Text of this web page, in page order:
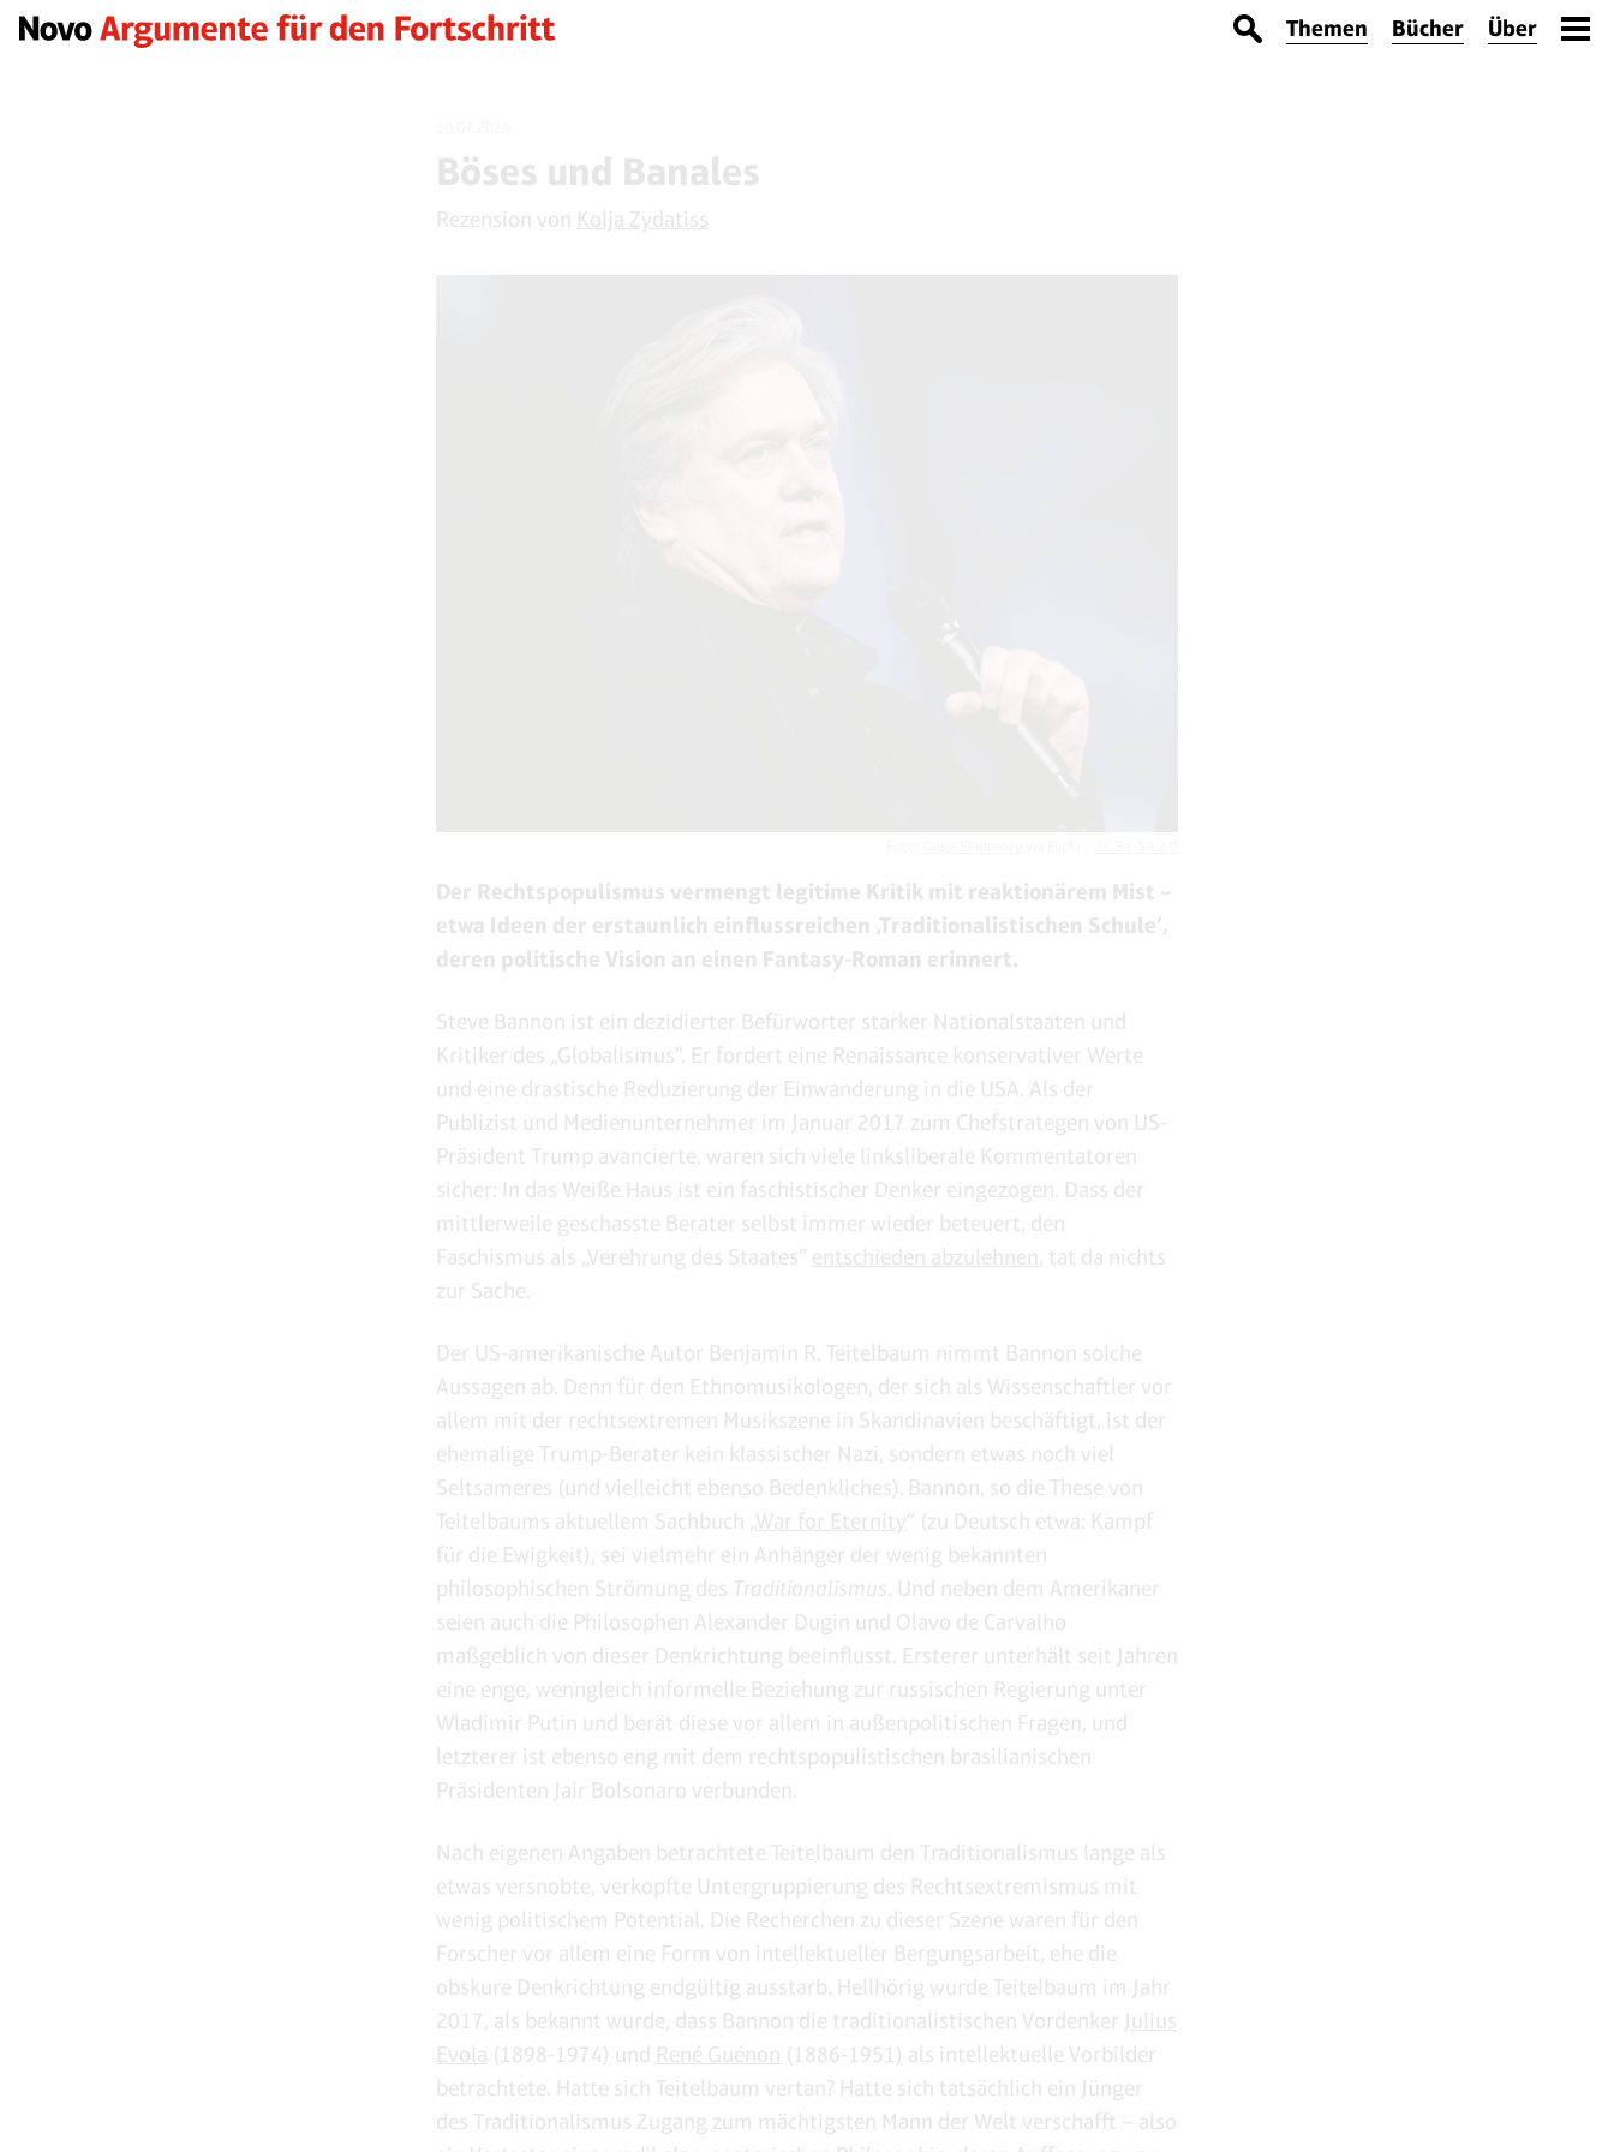
Themen Bücher Über
Böses und Banales
Rezension von Kolja Zydatiss
Der Rechtspopulismus vermengt legitime Kritik mit reaktionärem Mist –
etwa Ideen der erstaunlich einflussreichen ‚Traditionalistischen Schule‘,
deren politische Vision an einen Fantasy-Roman erinnert.
Steve Bannon ist ein dezidierter Befürworter starker Nationalstaaten und
Kritiker des „Globalismus“. Er fordert eine Renaissance konservativer Werte
und eine drastische Reduzierung der Einwanderung in die USA. Als der
Publizist und Medienunternehmer im Januar 2017 zum Chefstrategen von US-
Präsident Trump avancierte, waren sich viele linksliberale Kommentatoren
sicher: In das Weiße Haus ist ein faschistischer Denker eingezogen. Dass der
mittlerweile geschasste Berater selbst immer wieder beteuert, den
Faschismus als „Verehrung des Staates“ entschieden abzulehnen, tat da nichts
zur Sache.
Der US-amerikanische Autor Benjamin R. Teitelbaum nimmt Bannon solche
Aussagen ab. Denn für den Ethnomusikologen, der sich als Wissenschaftler vor
allem mit der rechtsextremen Musikszene in Skandinavien beschäftigt, ist der
ehemalige Trump-Berater kein klassischer Nazi, sondern etwas noch viel
Seltsameres (und vielleicht ebenso Bedenkliches). Bannon, so die These von
Teitelbaums aktuellem Sachbuch „War for Eternity“ (zu Deutsch etwa: Kampf
für die Ewigkeit), sei vielmehr ein Anhänger der wenig bekannten
philosophischen Strömung des Traditionalismus . Und neben dem Amerikaner
seien auch die Philosophen Alexander Dugin und Olavo de Carvalho
maßgeblich von dieser Denkrichtung beeinflusst. Ersterer unterhält seit Jahren
eine enge, wenngleich informelle Beziehung zur russischen Regierung unter
Wladimir Putin und berät diese vor allem in außenpolitischen Fragen, und
letzterer ist ebenso eng mit dem rechtspopulistischen brasilianischen
Präsidenten Jair Bolsonaro verbunden.
Nach eigenen Angaben betrachtete Teitelbaum den Traditionalismus lange als
etwas versnobte, verkopfte Untergruppierung des Rechtsextremismus mit
wenig politischem Potential. Die Recherchen zu dieser Szene waren für den
Forscher vor allem eine Form von intellektueller Bergungsarbeit, ehe die
obskure Denkrichtung endgültig ausstarb. Hellhörig wurde Teitelbaum im Jahr
2017, als bekannt wurde, dass Bannon die traditionalistischen Vordenker Julius
Evola (1898-1974) und René Guénon (1886-1951) als intellektuelle Vorbilder
betrachtete. Hatte sich Teitelbaum vertan? Hatte sich tatsächlich ein Jünger
des Traditionalismus Zugang zum mächtigsten Mann der Welt verschafft – also